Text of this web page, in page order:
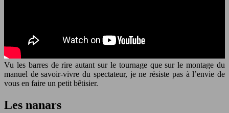
Vu les barres de rire autant sur le tournage que sur le montage du
manuel de savoir-vivre du spectateur, je ne résiste pas à l’envie de
vous en faire un petit bêtisier.
Les nanars